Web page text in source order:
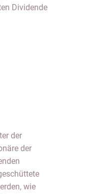
Dividende
der
der
wie